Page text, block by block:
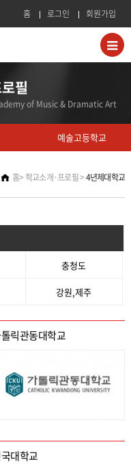
홈 로그인 회원가입
필
of Music & Dramatic Art
예술고등학교
홈 학교소개·프로필 4년제대학교
충청도
강원,제주
릭관동대학교
대학교